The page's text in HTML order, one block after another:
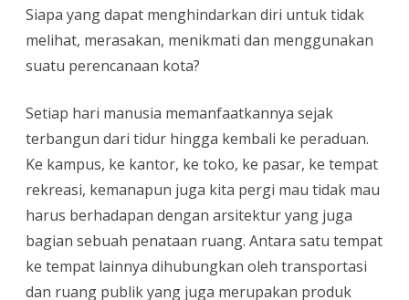
Siapa yang dapat menghindarkan diri untuk tidak
melihat, merasakan, menikmati dan menggunakan
suatu perencanaan kota?
Setiap hari manusia memanfaatkannya sejak
terbangun dari tidur hingga kembali ke peraduan.
Ke kampus, ke kantor, ke toko, ke pasar, ke tempat
rekreasi, kemanapun juga kita pergi mau tidak mau
harus berhadapan dengan arsitektur yang juga
bagian sebuah penataan ruang. Antara satu tempat
ke tempat lainnya dihubungkan oleh transportasi
dan ruang publik yang juga merupakan produk